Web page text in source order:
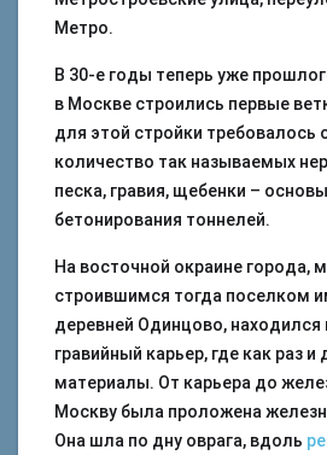
Метро.
В 30-е годы теперь уже
в Москве строились первые
для этой стройки требовалось
количество так называемых
песка, гравия, щебенки –
бетонирования тоннелей.
На восточной окраине города,
строившимся тогда поселком
деревней Одинцово, находился
гравийный карьер, где как раз
материалы. От карьера до
Москву была проложена
Она шла по дну оврага, вдоль